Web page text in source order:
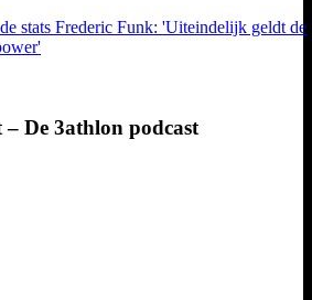
stats Frederic Funk: 'Uiteindelijk geldt de
De 3athlon podcast